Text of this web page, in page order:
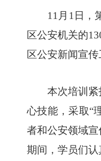
11月1日，
区公安机关的
区公安新闻宣
本次培训
心技能，采取“
者和公安领域
期间，学员们